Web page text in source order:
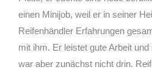
einen Minijob, weil er in seiner
Reifenhändler Erfahrungen
mit ihm. Er leistet gute Arbeit
war aber zunächst nicht drin.